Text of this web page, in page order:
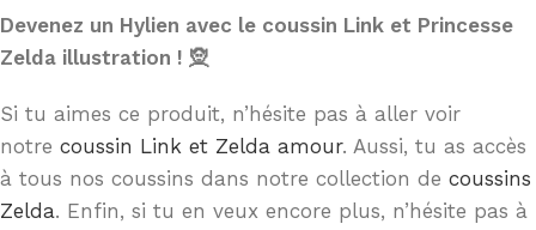
Devenez un Hylien avec le coussin Link et Princesse
Zelda illustration ! 🧝
Si tu aimes ce produit, n’hésite pas à aller voir
notre coussin Link et Zelda amour. Aussi, tu as accès
à tous nos coussins dans notre collection de coussins
Zelda. Enfin, si tu en veux encore plus, n’hésite pas à